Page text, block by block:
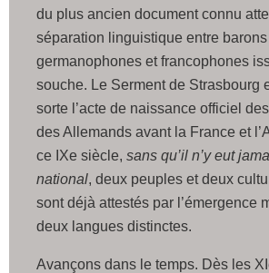
du plus ancien document connu
séparation linguistique entre
germanophones et francophones
souche. Le Serment de Strasbourg
sorte l’acte de naissance officiel
des Allemands avant la France et
ce IXe siècle, sans qu’il n’y eut
national, deux peuples et deux
sont déjà attestés par l’émergence
deux langues distinctes.
Avançons dans le temps. Dès les